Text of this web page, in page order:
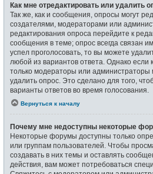
Как мне отредактировать или удалить
Так же, как и сообщения, опросы могут
создателями, модераторами или
редактирования опроса перейдите к
сообщения в теме; опрос всегда связан
успел проголосовать, то вы можете
любой из вариантов ответа. Однако если
только модераторы или администраторы
удалить опрос. Это сделано для того,
варианты ответов во время голосования.
Вернуться к началу
Почему мне недоступны некоторые
Некоторые форумы доступны только
или группам пользователей. Чтобы
создавать в них темы и оставлять
действия, вам может потребоваться